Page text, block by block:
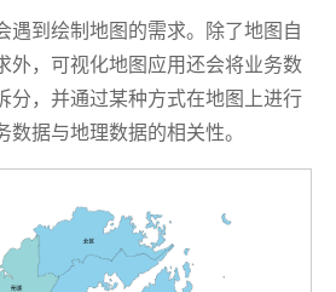
遇到绘制地图的需求。除了地图自
外，可视化地图应用还会将业务数
分，并通过某种方式在地图上进行
据与地理数据的相关性。